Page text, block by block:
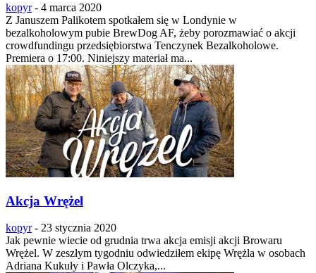
kopyr - 4 marca 2020
Z Januszem Palikotem spotkałem się w Londynie w
bezalkoholowym pubie BrewDog AF, żeby porozmawiać o akcji
crowdfundingu przedsiębiorstwa Tenczynek Bezalkoholowe.
Premiera o 17:00. Niniejszy materiał ma...
Akcja Wrężel
kopyr - 23 stycznia 2020
Jak pewnie wiecie od grudnia trwa akcja emisji akcji Browaru
Wrężel. W zeszłym tygodniu odwiedziłem ekipę Wrężla w osobach
Adriana Kukuły i Pawła Olczyka,...